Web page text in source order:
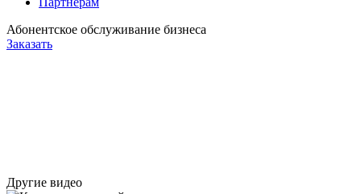
Абонентское обслуживание бизнеса
Заказать
Другие видео